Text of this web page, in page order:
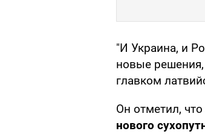
"И Украина, и
новые
главком
Он отметил, что
нового